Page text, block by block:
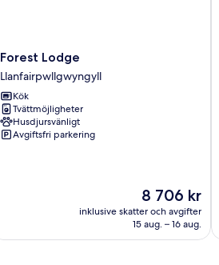
Forest
Lodge
Llanfairpwllgwyngyll
Forest Lodge
Llanfairpwllgwyngyll
Kök
Tvättmöjligheter
Husdjursvänligt
Avgiftsfri parkering
Priset
är
8 706 kr
8 706 kr
inklusive skatter och avgifter
15 aug. – 16 aug.